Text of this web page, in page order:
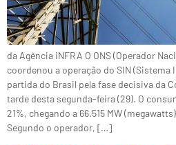
da Agência iNFRA O ONS (Operador
coordenou a operação do SIN
partida do Brasil pela fase decisiva da
tarde desta segunda-feira (29). O
21%, chegando a 66.515 MW
Segundo o operador, […]